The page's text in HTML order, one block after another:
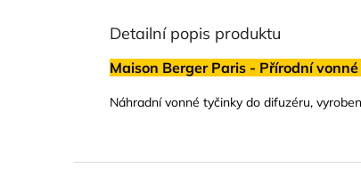
Detailní popis produktu
Maison Berger Paris - Přírodní
Náhradní vonné tyčinky do difuzéru,